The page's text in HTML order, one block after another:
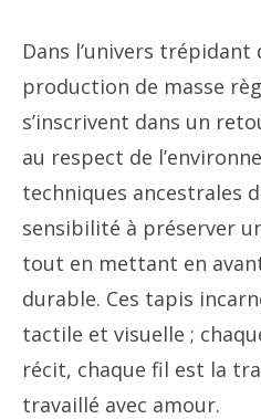
Dans l’univers trépidant
production de masse
s’inscrivent dans un
au respect de
techniques ancestrales
sensibilité à préserver
tout en mettant en
durable. Ces tapis
tactile et visuelle ;
récit, chaque fil est la
travaillé avec amour.